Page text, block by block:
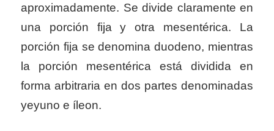
aproximadamente. Se divide claramente en
una porción fija y otra mesentérica. La
porción fija se denomina duodeno, mientras
la porción mesentérica está dividida en
forma arbitraria en dos partes denominadas
yeyuno e íleon.